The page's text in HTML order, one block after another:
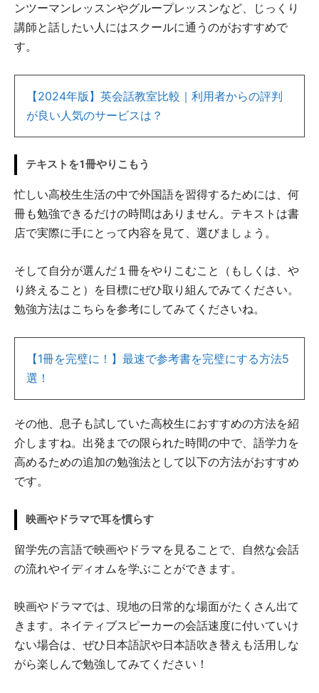
ンツーマンレッスンやグループレッスンなど、じっくり
講師と話したい人にはスクールに通うのがおすすめで
す。
【2024年版】英会話教室比較｜利用者からの評判
が良い人気のサービスは？
テキストを1冊やりこもう
忙しい高校生生活の中で外国語を習得するためには、何
冊も勉強できるだけの時間はありません。テキストは書
店で実際に手にとって内容を見て、選びましょう。
そして自分が選んだ１冊をやりこむこと（もしくは、や
り終えること）を目標にぜひ取り組んでみてください。
勉強方法はこちらを参考にしてみてくださいね。
【1冊を完璧に！】最速で参考書を完璧にする方法5
選！
その他、息子も試していた高校生におすすめの方法を紹
介しますね。出発までの限られた時間の中で、語学力を
高めるための追加の勉強法として以下の方法がおすすめ
です。
映画やドラマで耳を慣らす
留学先の言語で映画やドラマを見ることで、自然な会話
の流れやイディオムを学ぶことができます。
映画やドラマでは、現地の日常的な場面がたくさん出て
きます。ネイティブスピーカーの会話速度に付いていけ
ない場合は、ぜひ日本語訳や日本語吹き替えも活用しな
がら楽しんで勉強してみてください！